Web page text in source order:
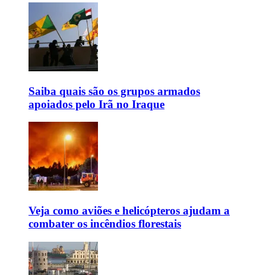
Saiba quais são os grupos armados
apoiados pelo Irã no Iraque
Veja como aviões e helicópteros ajudam a
combater os incêndios florestais